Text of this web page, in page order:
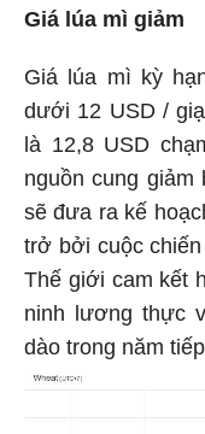
Giá lúa mì giảm
Giá lúa mì kỳ
dưới 12 USD /
là 12,8 USD
nguồn cung
sẽ đưa ra kế
trở bởi cuộc
Thế giới cam kết
ninh lương thực
dào trong năm